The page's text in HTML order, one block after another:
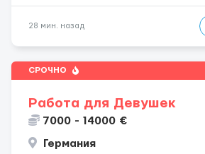
28 мин. назад
СРОЧНО
Работа для Девушек
7000 - 14000 €
Германия